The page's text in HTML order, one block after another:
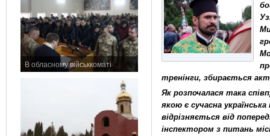
В обласному військкоматі
тренінги, збирається
Як розпочалася така
якою є сучасна
відрізняється від
інспектором з питань